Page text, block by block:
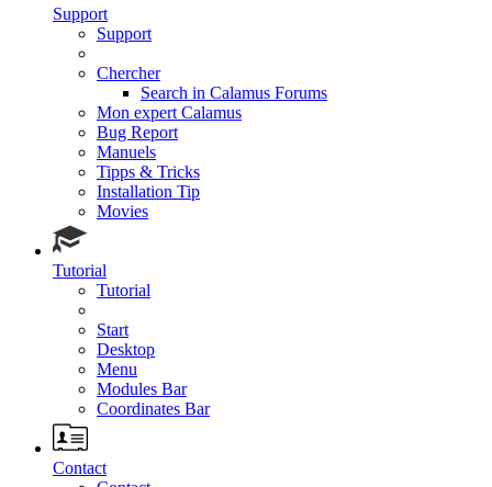
Support
Support
Chercher
Search in Calamus Forums
Mon expert Calamus
Bug Report
Manuels
Tipps & Tricks
Installation Tip
Movies
Tutorial
Tutorial
Start
Desktop
Menu
Modules Bar
Coordinates Bar
Contact